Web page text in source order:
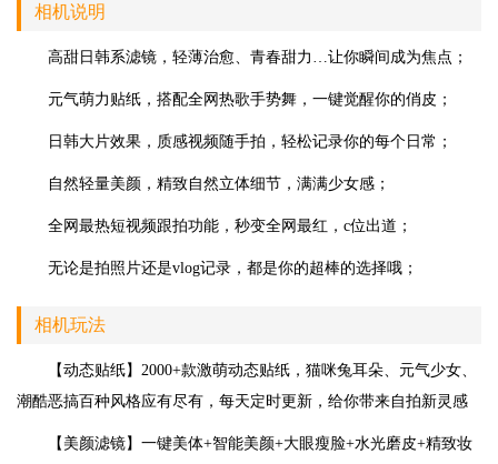
相机说明
高甜日韩系滤镜，轻薄治愈、青春甜力…让你瞬间成为焦点；
元气萌力贴纸，搭配全网热歌手势舞，一键觉醒你的俏皮；
日韩大片效果，质感视频随手拍，轻松记录你的每个日常；
自然轻量美颜，精致自然立体细节，满满少女感；
全网最热短视频跟拍功能，秒变全网最红，c位出道；
无论是拍照片还是vlog记录，都是你的超棒的选择哦；
相机玩法
【动态贴纸】2000+款激萌动态贴纸，猫咪兔耳朵、元气少女、
潮酷恶搞百种风格应有尽有，每天定时更新，给你带来自拍新灵感
【美颜滤镜】一键美体+智能美颜+大眼瘦脸+水光磨皮+精致妆